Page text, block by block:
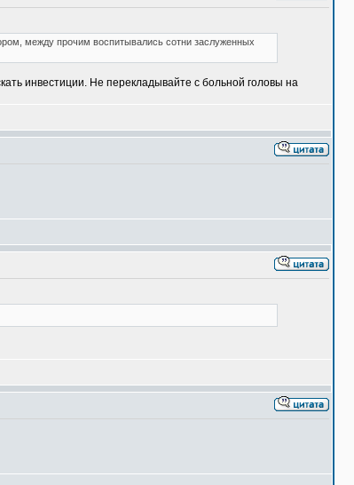
между прочим воспитывались сотни заслуженных
инвестиции. Не перекладывайте с больной головы на